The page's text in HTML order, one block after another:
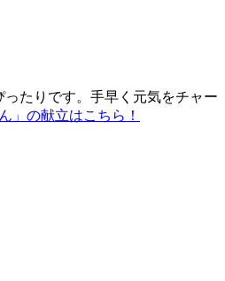
たりです。手早く元気をチャー
」の献立はこちら！